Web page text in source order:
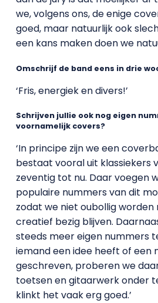
we, volgens ons, de enige
goed, maar natuurlijk ook
een kans maken doen we
Omschrijf de band eens in drie
‘Fris, energiek en divers!’
Schrijven jullie ook nog eigen
voornamelijk covers?
‘In principe zijn we een
bestaat vooral uit klassiekers
zeventig tot nu. Daar voegen
populaire nummers van dit
zodat we niet oubollig
creatief bezig blijven.
steeds meer eigen nummers
iemand een idee heeft of een
geschreven, proberen we
toetsen en gitaarwerk onder
klinkt het vaak erg goed.’